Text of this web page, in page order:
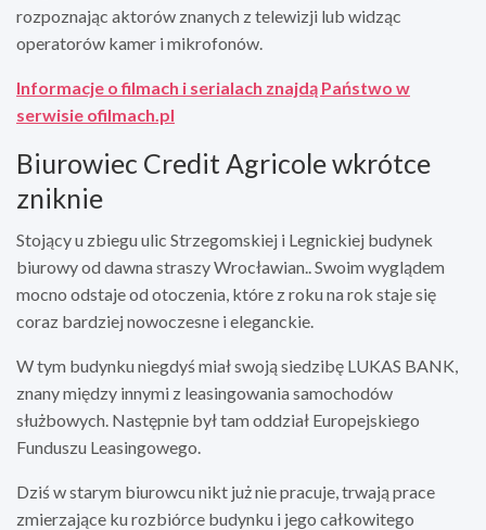
rozpoznając aktorów znanych z telewizji lub widząc
operatorów kamer i mikrofonów.
Informacje o filmach i serialach znajdą Państwo w
serwisie ofilmach.pl
Biurowiec Credit Agricole wkrótce
zniknie
Stojący u zbiegu ulic Strzegomskiej i Legnickiej budynek
biurowy od dawna straszy Wrocławian.. Swoim wyglądem
mocno odstaje od otoczenia, które z roku na rok staje się
coraz bardziej nowoczesne i eleganckie.
W tym budynku niegdyś miał swoją siedzibę LUKAS BANK,
znany między innymi z leasingowania samochodów
służbowych. Następnie był tam oddział Europejskiego
Funduszu Leasingowego.
Dziś w starym biurowcu nikt już nie pracuje, trwają prace
zmierzające ku rozbiórce budynku i jego całkowitego